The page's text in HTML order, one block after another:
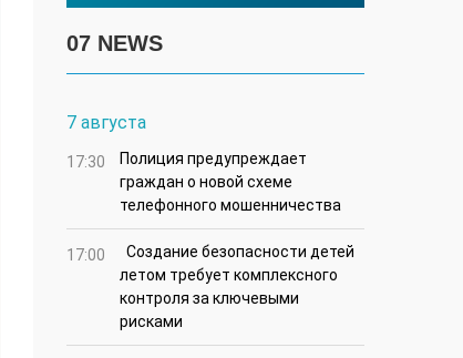
07 NEWS
7 августа
17:30
Полиция предупреждает
граждан о новой схеме
телефонного мошенничества
17:00
Создание безопасности детей
летом требует комплексного
контроля за ключевыми
рисками